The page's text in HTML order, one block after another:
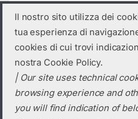
Categorie prodotto
Seleziona una categoria
Il nostro sito utilizza dei
tua esperienza di
cookies di cui trovi
nostra Cookie Policy.
| Our site uses technical
browsing experience and
you will find indication of